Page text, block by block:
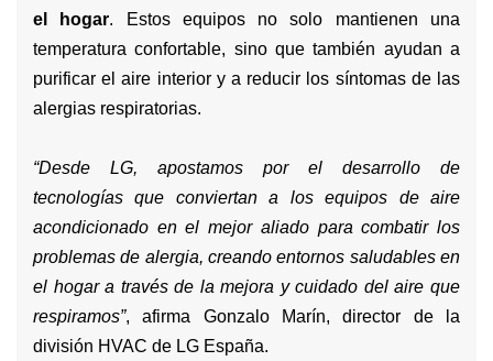
el hogar. Estos equipos no solo mantienen una
temperatura confortable, sino que también ayudan a
purificar el aire interior y a reducir los síntomas de las
alergias respiratorias.
“Desde LG, apostamos por el desarrollo de
tecnologías que conviertan a los equipos de aire
acondicionado en el mejor aliado para combatir los
problemas de alergia, creando entornos saludables en
el hogar a través de la mejora y cuidado del aire que
respiramos”, afirma Gonzalo Marín, director de la
división HVAC de LG España.